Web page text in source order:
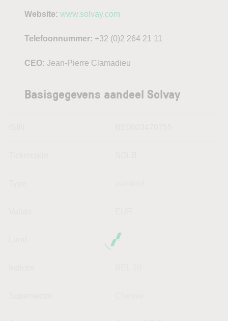
Website: www.solvay.com
Telefoonnummer: +32 (0)2 264 21 11
CEO: Jean-Pierre Clamadieu
Basisgegevens aandeel Solvay
--